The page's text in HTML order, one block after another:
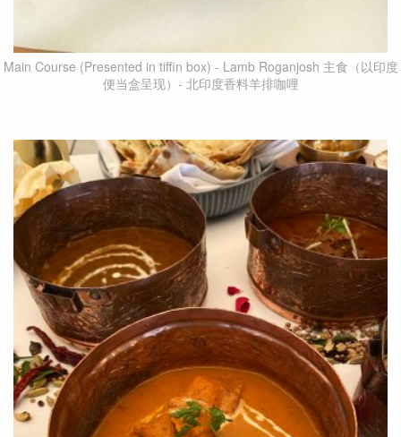
Main Course (Presented in tiffin box) - Lamb Roganjosh 主食（以印度
便当盒呈现）- 北印度香料羊排咖哩